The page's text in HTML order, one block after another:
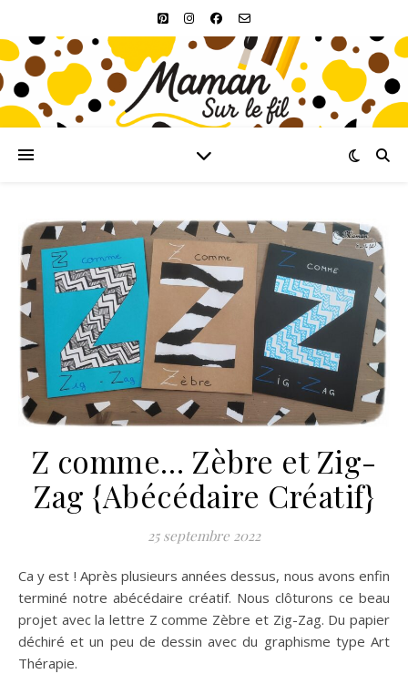
Z comme… Zèbre et Zig-
Zag {Abécédaire Créatif}
25 septembre 2022
Ca y est ! Après plusieurs années dessus, nous avons enfin
terminé notre abécédaire créatif. Nous clôturons ce beau
projet avec la lettre Z comme Zèbre et Zig-Zag. Du papier
déchiré et un peu de dessin avec du graphisme type Art
Thérapie.